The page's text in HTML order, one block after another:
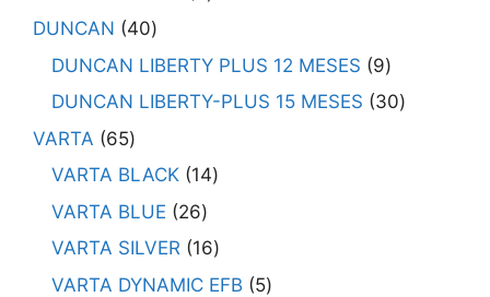
DUNCAN
40
DUNCAN LIBERTY PLUS 12 MESES
9
DUNCAN LIBERTY-PLUS 15 MESES
30
VARTA
65
VARTA BLACK 14
VARTA BLUE
26
VARTA SILVER 16
VARTA DYNAMIC EFB
5